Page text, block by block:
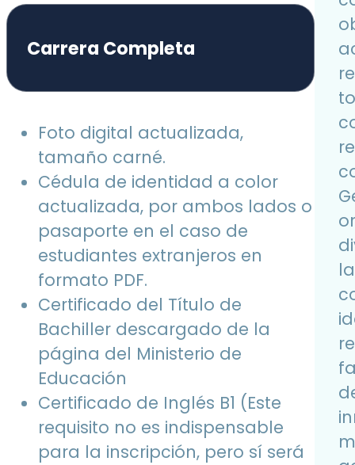
Carrera Completa
Foto digital actualizada,
tamaño carné.
Cédula de identidad a color
actualizada, por ambos lados o
pasaporte en el caso de
estudiantes extranjeros en
formato PDF.
Certificado del Título de
Bachiller descargado de la
página del Ministerio de
Educación
Certificado de Inglés B1 (Este
requisito no es indispensable
para la inscripción, pero sí será